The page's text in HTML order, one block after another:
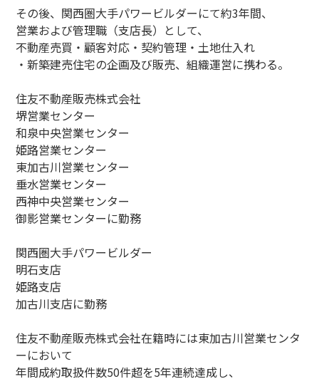
その後、関西圏大手パワービルダーにて約3年間、
営業および管理職（支店長）として、
不動産売買・顧客対応・契約管理・土地仕入れ
・新築建売住宅の企画及び販売、組織運営に携わる。
住友不動産販売株式会社
堺営業センター
和泉中央営業センター
姫路営業センター
東加古川営業センター
垂水営業センター
西神中央営業センター
御影営業センターに勤務
関西圏大手パワービルダー
明石支店
姫路支店
加古川支店に勤務
住友不動産販売株式会社在籍時には東加古川営業センタ
ーにおいて
年間成約取扱件数50件超を5年連続達成し、